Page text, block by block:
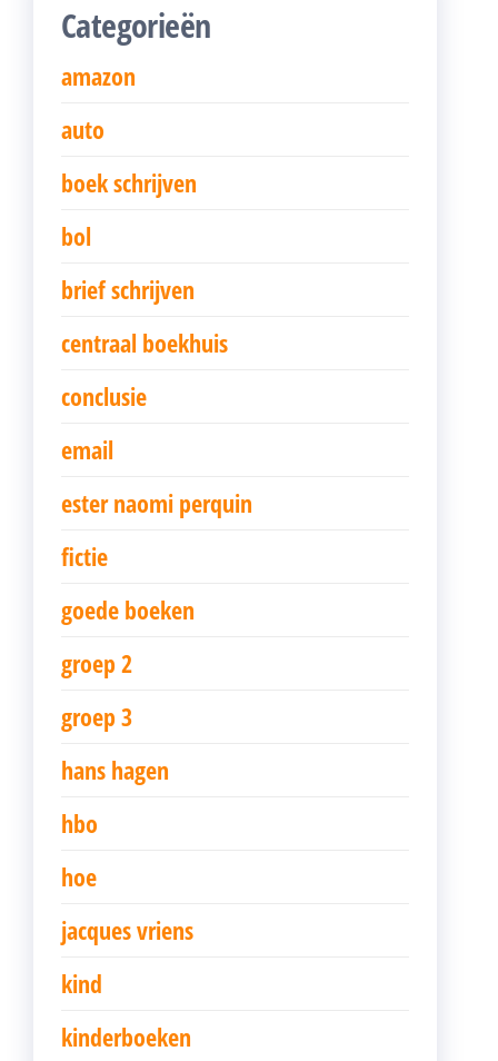
Categorieën
amazon
auto
boek schrijven
bol
brief schrijven
centraal boekhuis
conclusie
email
ester naomi perquin
fictie
goede boeken
groep 2
groep 3
hans hagen
hbo
hoe
jacques vriens
kind
kinderboeken